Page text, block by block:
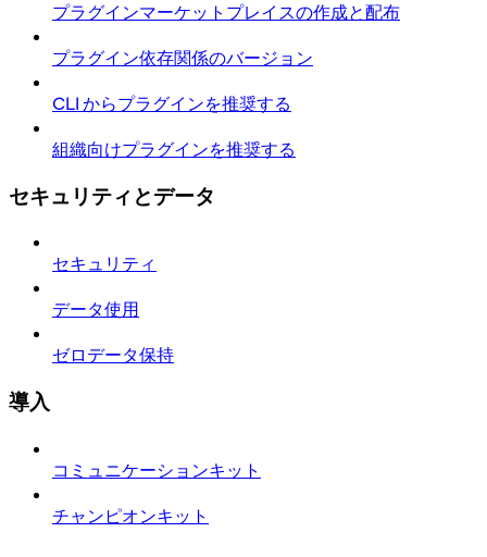
プラグインマーケットプレイスの作成と配布
プラグイン依存関係のバージョン
CLI からプラグインを推奨する
組織向けプラグインを推奨する
セキュリティとデータ
セキュリティ
データ使用
ゼロデータ保持
導入
コミュニケーションキット
チャンピオンキット